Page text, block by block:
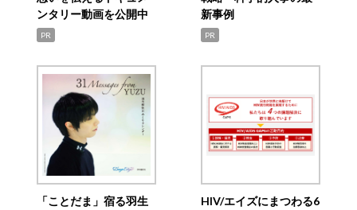
ンタリー動画を公開中
PR
新事例
PR
「ことだま」宿る羽生
HIV/エイズにまつわる6